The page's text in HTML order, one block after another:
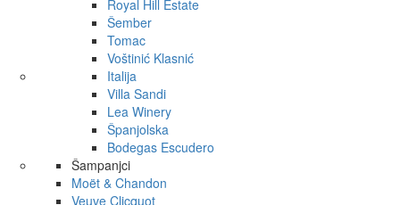
Royal Hill Estate
Šember
Tomac
Voštinić Klasnić
Italija
Villa Sandi
Lea Winery
Španjolska
Bodegas Escudero
Šampanjci
Moët & Chandon
Veuve Clicquot